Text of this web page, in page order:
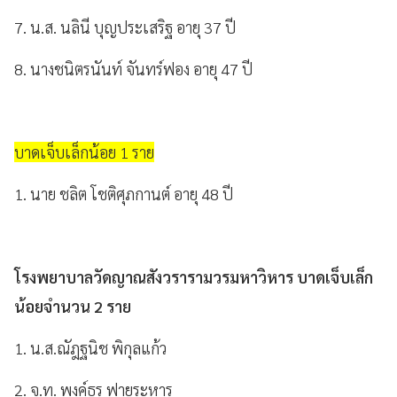
7. น.ส. นลินี บุญประเสริฐ อายุ 37 ปี
8. นางชนิตรนันท์ จันทร์ฟอง อายุ 47 ปี
บาดเจ็บเล็กน้อย 1 ราย
1. นาย ชลิต โชติศุภกานต์ อายุ 48 ปี
โรงพยาบาลวัดญาณสังวรารามวรมหาวิหาร บาดเจ็บเล็ก
น้อยจำนวน 2 ราย
1. น.ส.ณัฎฐนิช พิกุลแก้ว
2. จ.ท. พงค์ธร ฟายระหาร